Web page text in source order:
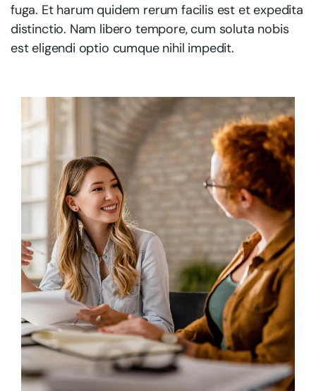
fuga. Et harum quidem rerum facilis est et expedita
distinctio. Nam libero tempore, cum soluta nobis
est eligendi optio cumque nihil impedit.